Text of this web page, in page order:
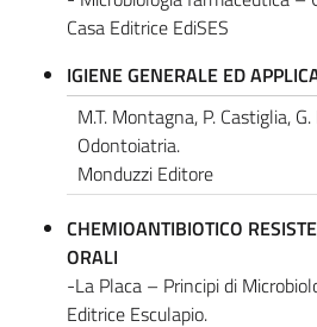
Casa Editrice EdiSES
IGIENE GENERALE ED
M.T. Montagna, P. Castiglia,
Odontoiatria.
Monduzzi Editore
CHEMIOANTIBIOTICO
ORALI
-La Placa – Principi di
Editrice Esculapio.